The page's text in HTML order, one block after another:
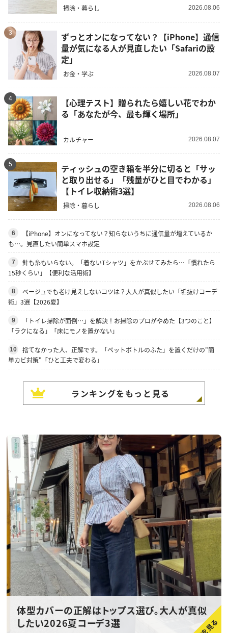
掃除・暮らし 2026.08.06
3
ずっとオンになってない？【iPhone】通信
量が気になる人が見直したい「Safariの設
定」
お金・学ぶ 2026.08.07
4
【心理テスト】贈られたら嬉しい花でわか
る「あなたが今、最も輝く場所」
カルチャー 2026.08.07
5
ティッシュの空き箱を半分に切ると「サッ
と取り出せる」「残量がひと目でわかる」
【トイレ収納術3選】
掃除・暮らし 2026.08.06
6
【iPhone】オンになってない？知らないうちに通信量が増えているか
も…。見直したい簡単スマホ設定
7
針も糸もいらない。「着ないTシャツ」をかぶせてみたら…「慣れたら
15秒くらい」【便利な活用術】
8
ベージュでも老け見えしないコツは？大人が真似したい「垢抜けコーデ
術」3選【2026夏】
9
「トイレ掃除が面倒…」を解決！お掃除のプロがやめた【3つのこと】
「ラクになる」「床にモノを置かない」
10
捨てなかった人、正解です。「ペットボトルのふた」を置くだけの"簡
単カビ対策"「ひと工夫で変わる」
ランキングをもっと見る
体型カバーの正解はトップス選び。大人が真似
したい2026夏コーデ3選